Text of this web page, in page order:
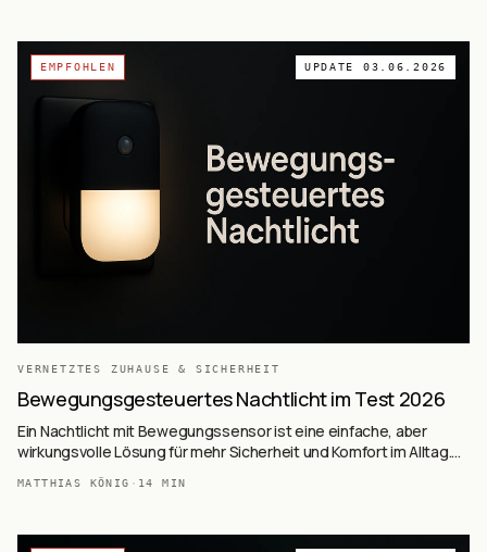
EMPFOHLEN UPDATE 03.06.2026
VERNETZTES ZUHAUSE & SICHERHEIT
Bewegungsgesteuertes Nachtlicht im Test 2026
Ein Nachtlicht mit Bewegungssensor ist eine einfache, aber
wirkungsvolle Lösung für mehr Sicherheit und Komfort im Alltag.
MATTHIAS KÖNIG · 14 MIN